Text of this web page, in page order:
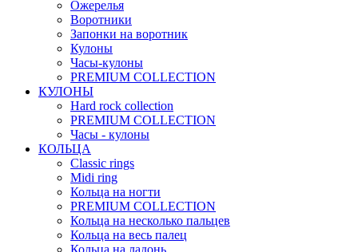
Ожерелья
Воротники
Запонки на воротник
Кулоны
Часы-кулоны
PREMIUM COLLECTION
КУЛОНЫ
Hard rock collection
PREMIUM COLLECTION
Часы - кулоны
КОЛЬЦА
Classic rings
Midi ring
Кольца на ногти
PREMIUM COLLECTION
Кольца на несколько пальцев
Кольца на весь палец
Кольца на ладонь